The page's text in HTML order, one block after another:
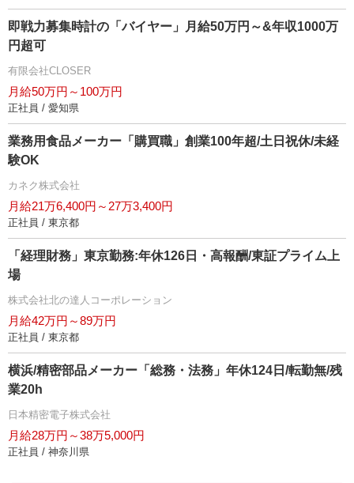
即戦力募集時計の「バイヤー」月給50万円～&年収1000万
円超可
有限会社CLOSER
月給50万円～100万円
正社員 / 愛知県
業務用食品メーカー「購買職」創業100年超/土日祝休/未経
験OK
カネク株式会社
月給21万6,400円～27万3,400円
正社員 / 東京都
「経理財務」東京勤務:年休126日・高報酬/東証プライム上
場
株式会社北の達人コーポレーション
月給42万円～89万円
正社員 / 東京都
横浜/精密部品メーカー「総務・法務」年休124日/転勤無/残
業20h
日本精密電子株式会社
月給28万円～38万5,000円
正社員 / 神奈川県